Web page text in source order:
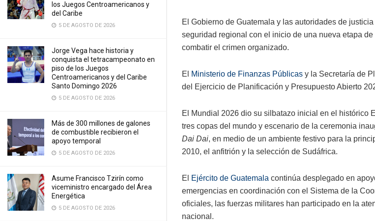
los Juegos Centroamericanos y
del Caribe
5 DE AGOSTO DE 2026
Jorge Vega hace historia y
conquista el tetracampeonato en
piso de los Juegos
Centroamericanos y del Caribe
Santo Domingo 2026
5 DE AGOSTO DE 2026
Más de 300 millones de galones
de combustible recibieron el
apoyo temporal
5 DE AGOSTO DE 2026
Asume Francisco Tzirín como
viceministro encargado del Área
Energética
5 DE AGOSTO DE 2026
El Gobierno de Guatemala y las autoridades de
seguridad regional con el inicio de una nueva etapa
combatir el crimen organizado.
El Ministerio de Finanzas Públicas y la Secretaría de
del Ejercicio de Planificación y Presupuesto Abierto
El Mundial 2026 dio su silbatazo inicial en el histórico
tres copas del mundo y escenario de la ceremonia
Dai Dai, en medio de un ambiente festivo para la
2010, el anfitrión y la selección de Sudáfrica.
El Ejército de Guatemala continúa desplegado en
emergencias en coordinación con el Sistema de la
oficiales, las fuerzas militares han participado en la
nacional.